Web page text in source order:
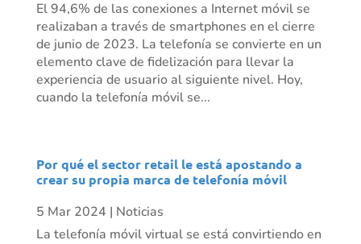
El 94,6% de las conexiones a Internet móvil se
realizaban a través de smartphones en el cierre
de junio de 2023. La telefonía se convierte en un
elemento clave de fidelización para llevar la
experiencia de usuario al siguiente nivel. Hoy,
cuando la telefonía móvil se...
Por qué el sector retail le está apostando a
crear su propia marca de telefonía móvil
5 Mar 2024 | Noticias
La telefonía móvil virtual se está convirtiendo en